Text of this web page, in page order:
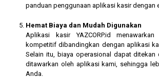
panduan penggunaan aplikasi kasir dengan
Hemat Biaya dan Mudah Digunakan
Aplikasi kasir YAZCORP.id
kompetitif dibandingkan dengan aplikasi
Selain itu, biaya operasional dapat ditekan
ditawarkan oleh aplikasi kami, sehingga
Anda.